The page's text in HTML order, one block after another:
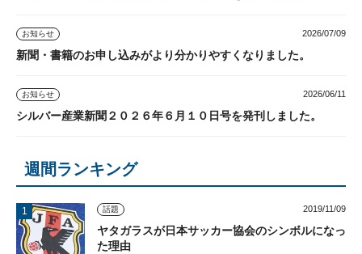
お知らせ 2026/07/09
新聞・書籍のお申し込みがより分かりやすくなりました。
お知らせ 2026/06/11
シルバー産業新聞２０２６年６月１０日号を発刊しました。
週間ランキング
話題 2019/11/09
ヤタガラスが日本サッカー協会のシンボルになっ
た理由